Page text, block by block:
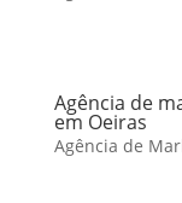
Agência de
em Oeiras
Agência de